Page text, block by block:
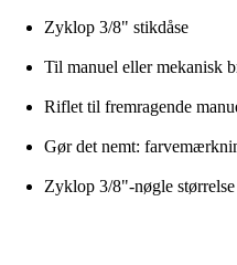
Zyklop 3/8" stikdåse
Til manuel eller mekanisk
Riflet til fremragende
Gør det nemt:
Zyklop 3/8"-nøgle størrelse